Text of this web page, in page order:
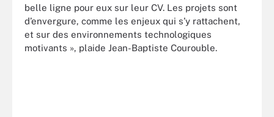
belle ligne pour eux sur leur CV. Les projets sont
d’envergure, comme les enjeux qui s’y rattachent,
et sur des environnements technologiques
motivants », plaide Jean-Baptiste Courouble.